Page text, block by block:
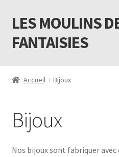
Aller
à
la
Aller
au
contenu
LES MOULINS
FANTAISIES
Contact
Livraison
Accueil Bijoux
Bijoux
Nos bijoux sont fabriquer